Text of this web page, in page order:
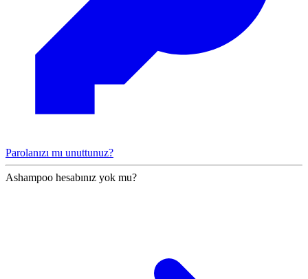
Parolanızı mı unuttunuz?
Ashampoo hesabınız yok mu?